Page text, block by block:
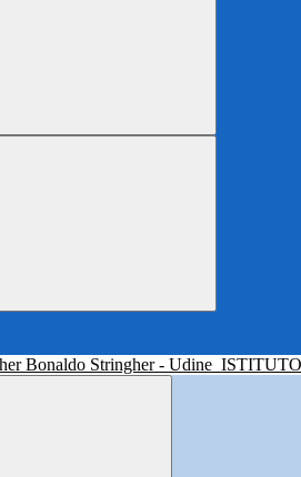
Bonaldo Stringher - Udine